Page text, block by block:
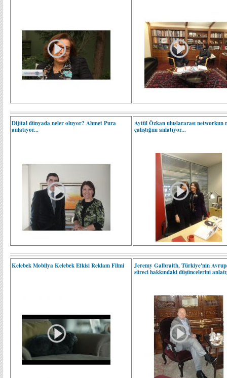
Dijital dünyada neler oluyor? Ahmet Pura
anlatıyor...
Aytül Özkan uluslararası networkun
çalıştığını anlatıyor...
Kelebek Mobilya Kelebek Etkisi Reklam Filmi
Jeremy Galbraith, Türkiye'nin
süreci hakkındaki düşüncelerini